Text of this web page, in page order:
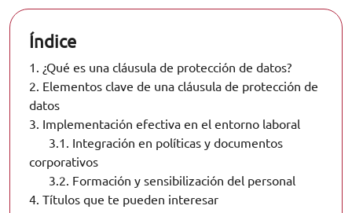
Índice
1. ¿Qué es una cláusula de protección de datos?
2. Elementos clave de una cláusula de protección de
datos
3. Implementación efectiva en el entorno laboral
3.1. Integración en políticas y documentos
corporativos
3.2. Formación y sensibilización del personal
4. Títulos que te pueden interesar